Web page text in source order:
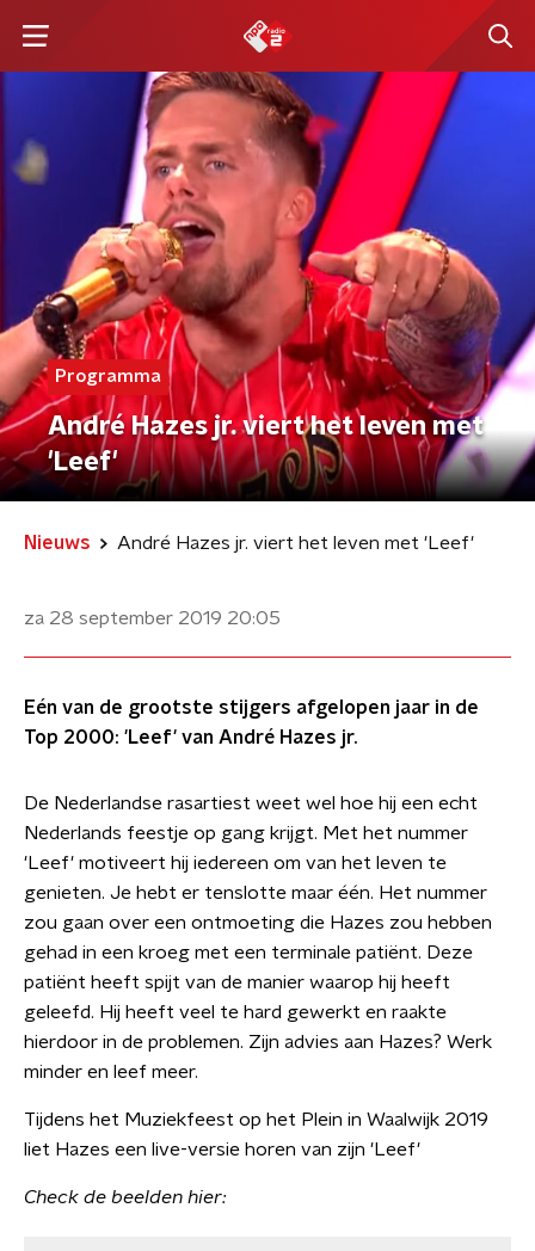
Programma
André Hazes jr. viert het leven met
'Leef'
Nieuws André Hazes jr. viert het leven met 'Leef'
za 28 september 2019 20:05
Eén van de grootste stijgers afgelopen jaar in de
Top 2000: 'Leef' van André Hazes jr.
De Nederlandse rasartiest weet wel hoe hij een echt
Nederlands feestje op gang krijgt. Met het nummer
'Leef' motiveert hij iedereen om van het leven te
genieten. Je hebt er tenslotte maar één. Het nummer
zou gaan over een ontmoeting die Hazes zou hebben
gehad in een kroeg met een terminale patiënt. Deze
patiënt heeft spijt van de manier waarop hij heeft
geleefd. Hij heeft veel te hard gewerkt en raakte
hierdoor in de problemen. Zijn advies aan Hazes? Werk
minder en leef meer.
Tijdens het Muziekfeest op het Plein in Waalwijk 2019
liet Hazes een live-versie horen van zijn 'Leef'
Check de beelden hier: